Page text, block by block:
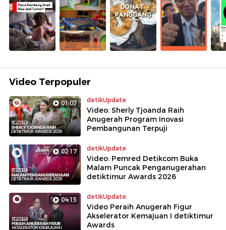
Video Terpopuler
01:07 detikUpdate
Video: Sherly Tjoanda Raih
Anugerah Program Inovasi
Pembangunan Terpuji
02:17 detikUpdate
Video: Pemred Detikcom Buka
Malam Puncak Penganugerahan
detiktimur Awards 2026
04:15 detikUpdate
Video Peraih Anugerah Figur
Akselerator Kemajuan I detiktimur
Awards